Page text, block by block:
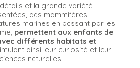
et la grande variété
des mammifères
marines en passant par les
permettent aux enfants de
différents habitats et
ainsi leur curiosité et leur
naturelles.